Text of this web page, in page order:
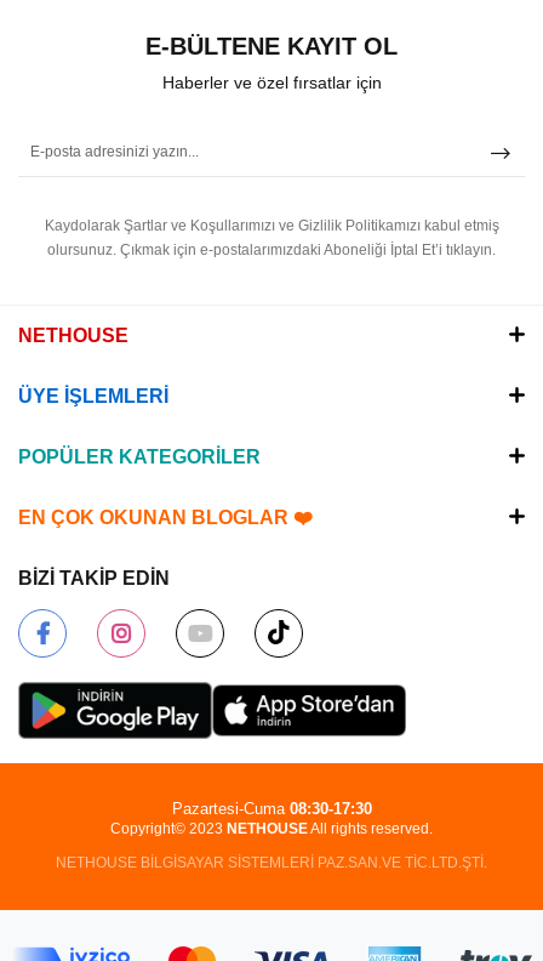
E-BÜLTENE KAYIT OL
Haberler ve özel fırsatlar için
Kaydolarak Şartlar ve Koşullarımızı ve Gizlilik Politikamızı kabul etmiş
olursunuz. Çıkmak için e-postalarımızdaki Aboneliği İptal Et’i tıklayın.
NETHOUSE
ÜYE İŞLEMLERİ
POPÜLER KATEGORİLER
EN ÇOK OKUNAN BLOGLAR ❤️
BİZİ TAKİP EDİN
Copyright© 2023 NETHOUSEAll rights reserved.
NETHOUSE BİLGİSAYAR SİSTEMLERİ PAZ.SAN.VE TİC.LTD.ŞTİ.
Pazartesi-Cuma 08:30-17:30